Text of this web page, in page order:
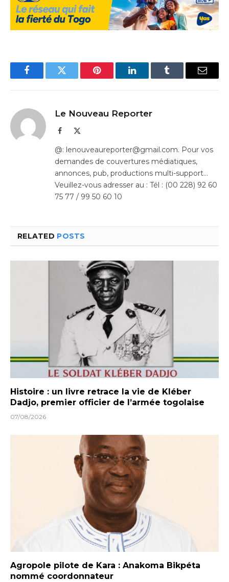
FacebookTwitter Pinterest LinkedInTumblr Email
Le Nouveau Reporter
Facebook
@: lenouveaureporter@gmail.com. Pour vos
demandes de couvertures médiatiques,
annonces, pub, productions multi-support…
Veuillez-vous adresser au : Tél : (00 228) 92 60
75 77 / 99 50 60 10
RELATED POSTS
Histoire : un livre retrace la vie de Kléber
Dadjo, premier officier de l’armée togolaise
07/08/2026
Agropole pilote de Kara : Anakoma Bikpéta
nommé coordonnateur